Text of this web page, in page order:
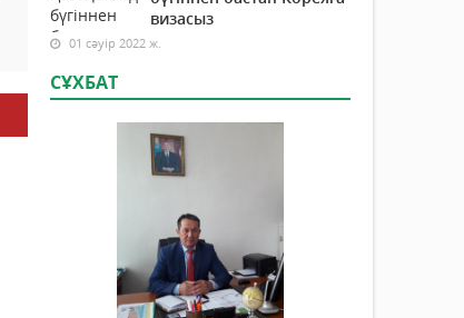
визасыз
01 сәуір 2022 ж.
СҰХБАТ